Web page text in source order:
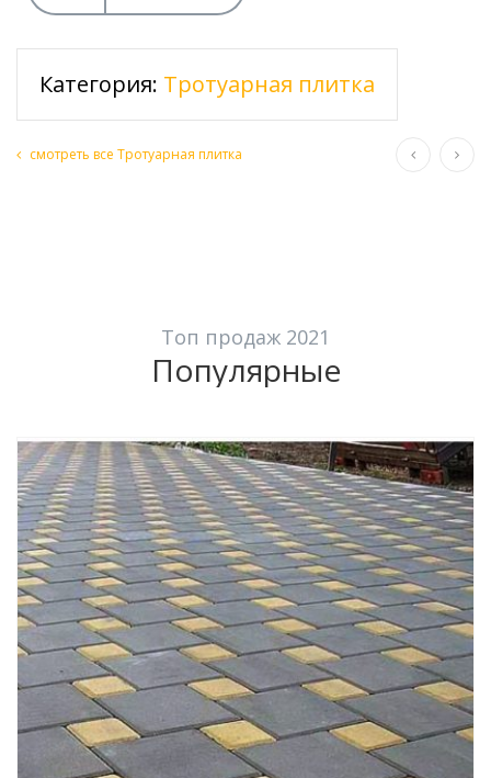
Категория: Тротуарная плитка
смотреть все Тротуарная плитка
Топ продаж 2021
Популярные